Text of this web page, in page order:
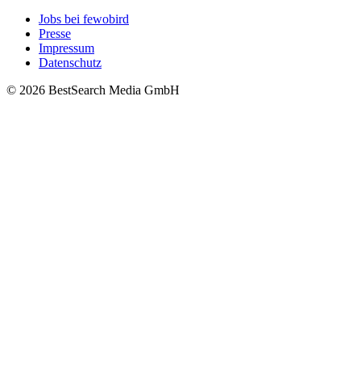
Jobs bei fewobird
Presse
Impressum
Datenschutz
© 2026 BestSearch Media GmbH